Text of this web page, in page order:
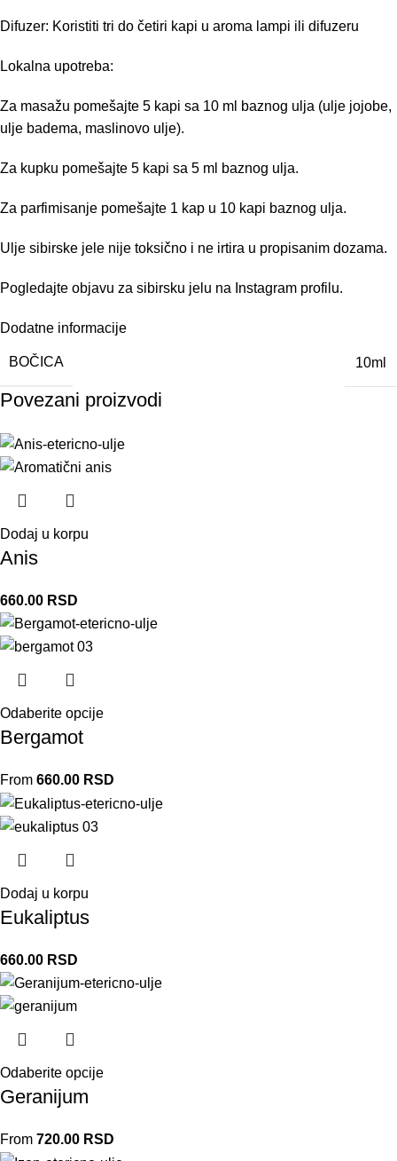
Difuzer: Koristiti tri do četiri kapi u aroma lampi ili difuzeru
Lokalna upotreba:
Za masažu pomešajte 5 kapi sa 10 ml baznog ulja (ulje jojobe,
ulje badema, maslinovo ulje).
Za kupku pomešajte 5 kapi sa 5 ml baznog ulja.
Za parfimisanje pomešajte 1 kap u 10 kapi baznog ulja.
Ulje sibirske jele nije toksično i ne irtira u propisanim dozama.
Pogledajte objavu za sibirsku jelu na Instagram profilu.
Dodatne informacije
BOČICA 10ml
Povezani proizvodi
Dodaj u korpu
Anis
660.00 RSD
Odaberite opcije
Bergamot
From 660.00 RSD
Dodaj u korpu
Eukaliptus
660.00 RSD
Odaberite opcije
Geranijum
From 720.00 RSD